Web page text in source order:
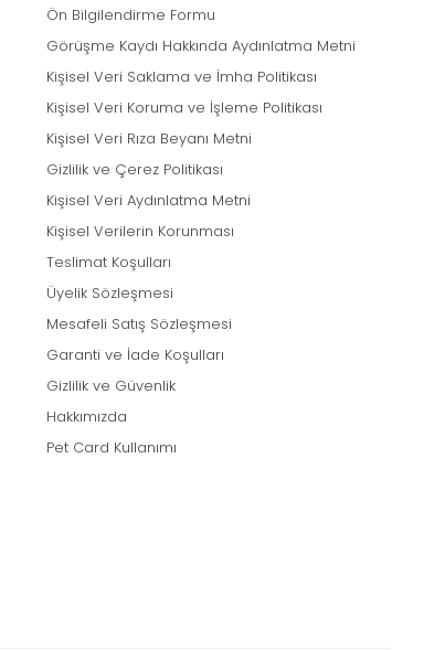
Ön Bilgilendirme Formu
Görüşme Kaydı Hakkında Aydınlatma Metni
Kişisel Veri Saklama ve İmha Politikası
Kişisel Veri Koruma ve İşleme Politikası
Kişisel Veri Rıza Beyanı Metni
Gizlilik ve Çerez Politikası
Kişisel Veri Aydınlatma Metni
Kişisel Verilerin Korunması
Teslimat Koşulları
Üyelik Sözleşmesi
Mesafeli Satış Sözleşmesi
Garanti ve İade Koşulları
Gizlilik ve Güvenlik
Hakkımızda
Pet Card Kullanımı